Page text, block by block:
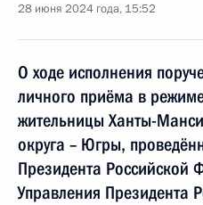
28 июня 2024 года, 15:52
О ходе исполнения
личного приёма в
жительницы Ханты-
округа – Югры,
Президента Российской
Управления Президента